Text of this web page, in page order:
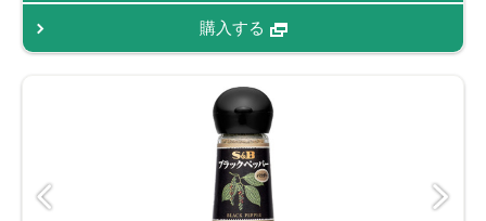
購入する